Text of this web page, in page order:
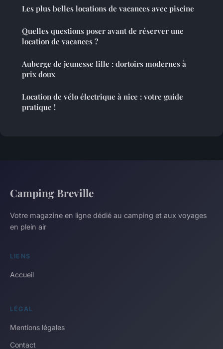
Les plus belles locations de vacances avec piscine
Quelles questions poser avant de réserver une
location de vacances ?
Auberge de jeunesse lille : dortoirs modernes à
prix doux
Location de vélo électrique à nice : votre guide
pratique !
Camping Breville
Votre magazine en ligne dédié au camping et aux voyages
en plein air
LIENS
Accueil
LÉGAL
Mentions légales
Contact